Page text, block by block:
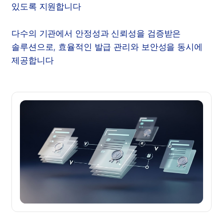
있도록 지원합니다
다수의 기관에서 안정성과 신뢰성을 검증받은
솔루션으로, 효율적인 발급 관리와 보안성을 동시에
제공합니다